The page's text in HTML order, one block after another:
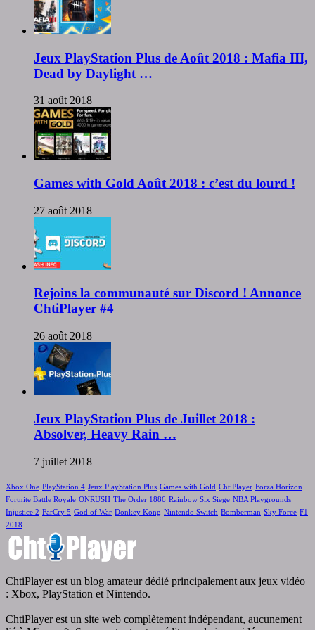
Jeux PlayStation Plus de Août 2018 : Mafia III,
Dead by Daylight …
31 août 2018
Games with Gold Août 2018 : c’est du lourd !
27 août 2018
Rejoins la communauté sur Discord ! Annonce
ChtiPlayer #4
26 août 2018
Jeux PlayStation Plus de Juillet 2018 :
Absolver, Heavy Rain …
7 juillet 2018
Xbox One PlayStation 4 Jeux PlayStation Plus Games with Gold ChtiPlayer Forza Horizon
Fortnite Battle Royale ONRUSH The Order 1886 Rainbow Six Siege NBA Playgrounds
Injustice 2 FarCry 5 God of War Donkey Kong Nintendo Switch Bomberman Sky Force F1
2018
ChtiPlayer est un blog amateur dédié principalement aux jeux vidéo
: Xbox, PlayStation et Nintendo.
ChtiPlayer est un site web complètement indépendant, aucunement